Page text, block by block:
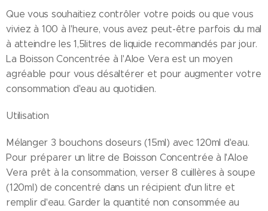
Que vous souhaitiez contrôler votre poids ou que vous
viviez à 100 à l'heure, vous avez peut-être parfois du mal
à atteindre les 1,5­litres de liquide recommandés par jour.
La Boisson Concentrée à l'Aloe Vera est un moyen
agréable pour vous désaltérer et pour augmenter votre
consommation d'eau au quotidien.
Utilisation
Mélanger 3 bouchons doseurs (15­ml) avec 120­ml d'eau.
Pour préparer un litre de Boisson Concentrée à l'Aloe
Vera prêt à la consommation, verser 8 cuillères à soupe
(120­ml) de concentré dans un récipient d'un litre et
remplir d'eau. Garder la quantité non consommée au